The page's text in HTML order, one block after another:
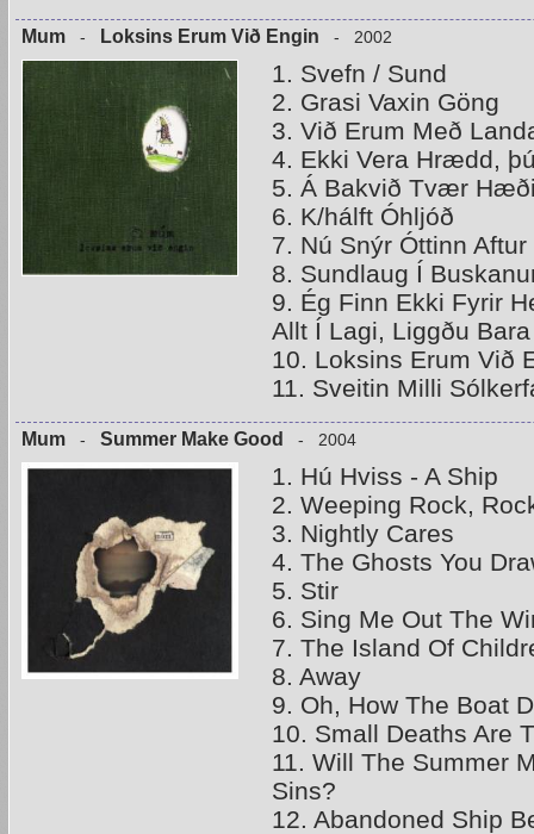
Mum - Loksins Erum Við Engin - 2002
1. Svefn / Sund
2. Grasi Vaxin Göng
3. Við Erum Með
4. Ekki Vera Hrædd,
5. Á Bakvið Tvær
6. K/hálft Óhljóð
7. Nú Snýr Óttinn Aftur
8. Sundlaug Í
9. Ég Finn Ekki Fyrir
Allt Í Lagi, Liggðu
10. Loksins Erum Við
11. Sveitin Milli
Mum - Summer Make Good - 2004
1. Hú Hviss - A Ship
2. Weeping Rock,
3. Nightly Cares
4. The Ghosts You
5. Stir
6. Sing Me Out The
7. The Island Of
8. Away
9. Oh, How The Boat
10. Small Deaths Are
11. Will The Summer
Sins?
12. Abandoned Ship